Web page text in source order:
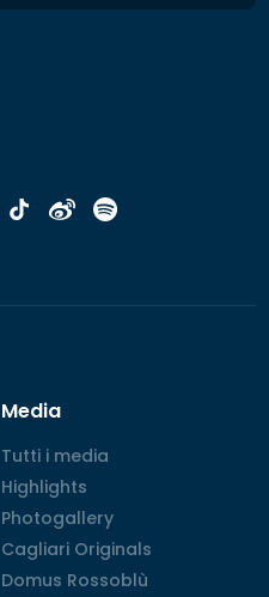
Media
Tutti i media
Tutti i media
Highlights
Highlights
Photogallery
Photogallery
Cagliari Originals
Cagliari Originals
Domus Rossoblù
Domus Rossoblù